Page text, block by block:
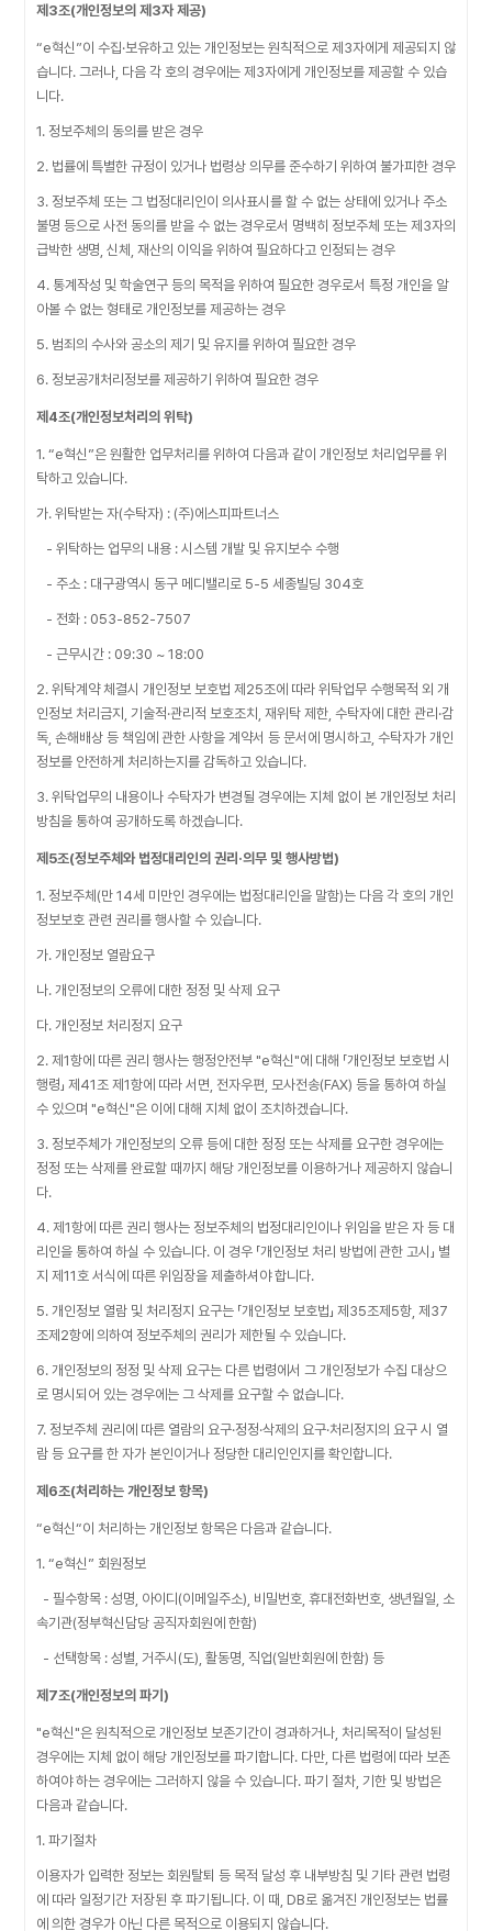
제3조(개인정보의 제3자 제공)
“e혁신”이 수집·보유하고 있는 개인정보는 원칙적으로 제3자에게 제공되지 않
습니다. 그러나, 다음 각 호의 경우에는 제3자에게 개인정보를 제공할 수 있습
니다.
1. 정보주체의 동의를 받은 경우
2. 법률에 특별한 규정이 있거나 법령상 의무를 준수하기 위하여 불가피한 경우
3. 정보주체 또는 그 법정대리인이 의사표시를 할 수 없는 상태에 있거나 주소
불명 등으로 사전 동의를 받을 수 없는 경우로서 명백히 정보주체 또는 제3자의
급박한 생명, 신체, 재산의 이익을 위하여 필요하다고 인정되는 경우
4. 통계작성 및 학술연구 등의 목적을 위하여 필요한 경우로서 특정 개인을 알
아볼 수 없는 형태로 개인정보를 제공하는 경우
5. 범죄의 수사와 공소의 제기 및 유지를 위하여 필요한 경우
6. 정보공개처리정보를 제공하기 위하여 필요한 경우
제4조(개인정보처리의 위탁)
1. “e혁신”은 원활한 업무처리를 위하여 다음과 같이 개인정보 처리업무를 위
탁하고 있습니다.
가. 위탁받는 자(수탁자) : (주)에스피파트너스
- 위탁하는 업무의 내용 : 시스템 개발 및 유지보수 수행
- 주소 : 대구광역시 동구 메디밸리로 5-5 세종빌딩 304호
- 전화 : 053-852-7507
- 근무시간 : 09:30 ~ 18:00
2. 위탁계약 체결시 개인정보 보호법 제25조에 따라 위탁업무 수행목적 외 개
인정보 처리금지, 기술적·관리적 보호조치, 재위탁 제한, 수탁자에 대한 관리·감
독, 손해배상 등 책임에 관한 사항을 계약서 등 문서에 명시하고, 수탁자가 개인
정보를 안전하게 처리하는지를 감독하고 있습니다.
3. 위탁업무의 내용이나 수탁자가 변경될 경우에는 지체 없이 본 개인정보 처리
방침을 통하여 공개하도록 하겠습니다.
제5조(정보주체와 법정대리인의 권리·의무 및 행사방법)
1. 정보주체(만 14세 미만인 경우에는 법정대리인을 말함)는 다음 각 호의 개인
정보보호 관련 권리를 행사할 수 있습니다.
가. 개인정보 열람요구
나. 개인정보의 오류에 대한 정정 및 삭제 요구
다. 개인정보 처리정지 요구
2. 제1항에 따른 권리 행사는 행정안전부 "e혁신"에 대해 「개인정보 보호법 시
행령」 제41조 제1항에 따라 서면, 전자우편, 모사전송(FAX) 등을 통하여 하실
수 있으며 "e혁신"은 이에 대해 지체 없이 조치하겠습니다.
3. 정보주체가 개인정보의 오류 등에 대한 정정 또는 삭제를 요구한 경우에는
정정 또는 삭제를 완료할 때까지 해당 개인정보를 이용하거나 제공하지 않습니
다.
4. 제1항에 따른 권리 행사는 정보주체의 법정대리인이나 위임을 받은 자 등 대
리인을 통하여 하실 수 있습니다. 이 경우 「개인정보 처리 방법에 관한 고시」 별
지 제11호 서식에 따른 위임장을 제출하셔야 합니다.
5. 개인정보 열람 및 처리정지 요구는 「개인정보 보호법」 제35조제5항, 제37
조제2항에 의하여 정보주체의 권리가 제한될 수 있습니다.
6. 개인정보의 정정 및 삭제 요구는 다른 법령에서 그 개인정보가 수집 대상으
로 명시되어 있는 경우에는 그 삭제를 요구할 수 없습니다.
7. 정보주체 권리에 따른 열람의 요구·정정·삭제의 요구·처리정지의 요구 시 열
람 등 요구를 한 자가 본인이거나 정당한 대리인인지를 확인합니다.
제6조(처리하는 개인정보 항목)
“e혁신“이 처리하는 개인정보 항목은 다음과 같습니다.
1. “e혁신” 회원정보
- 필수항목 : 성명, 아이디(이메일주소), 비밀번호, 휴대전화번호, 생년월일, 소
속기관(정부혁신담당 공직자회원에 한함)
- 선택항목 : 성별, 거주시(도), 활동명, 직업(일반회원에 한함) 등
제7조(개인정보의 파기)
"e혁신"은 원칙적으로 개인정보 보존기간이 경과하거나, 처리목적이 달성된
경우에는 지체 없이 해당 개인정보를 파기합니다. 다만, 다른 법령에 따라 보존
하여야 하는 경우에는 그러하지 않을 수 있습니다. 파기 절차, 기한 및 방법은
다음과 같습니다.
1. 파기절차
이용자가 입력한 정보는 회원탈퇴 등 목적 달성 후 내부방침 및 기타 관련 법령
에 따라 일정기간 저장된 후 파기됩니다. 이 때, DB로 옮겨진 개인정보는 법률
에 의한 경우가 아닌 다른 목적으로 이용되지 않습니다.